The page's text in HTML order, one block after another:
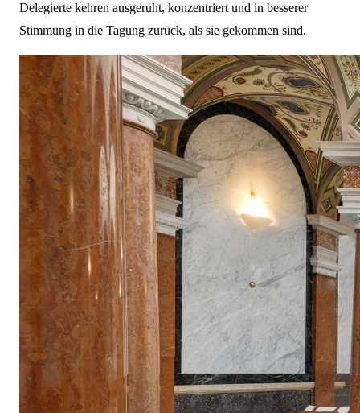
Delegierte kehren ausgeruht, konzentriert und in besserer
Stimmung in die Tagung zurück, als sie gekommen sind.